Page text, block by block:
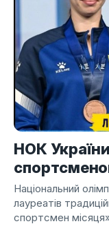
НОК
Національний
лауреатів
спортсмен